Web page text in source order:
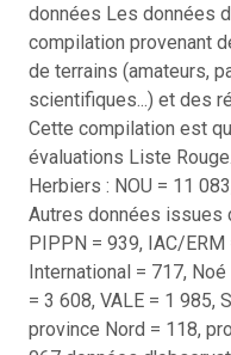
données Les données
compilation provenant
de terrains (amateurs,
scientifiques...) et des
Cette compilation est
évaluations Liste
Herbiers : NOU = 11
Autres données issues
PIPPN = 939, IAC/ERM
International = 717,
= 3 608, VALE = 1 985,
province Nord = 118,